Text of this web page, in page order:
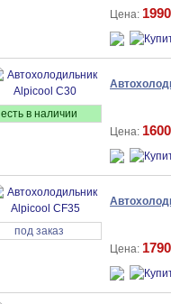
Цена:
есть в наличии
Цена:
под заказ
Цена: